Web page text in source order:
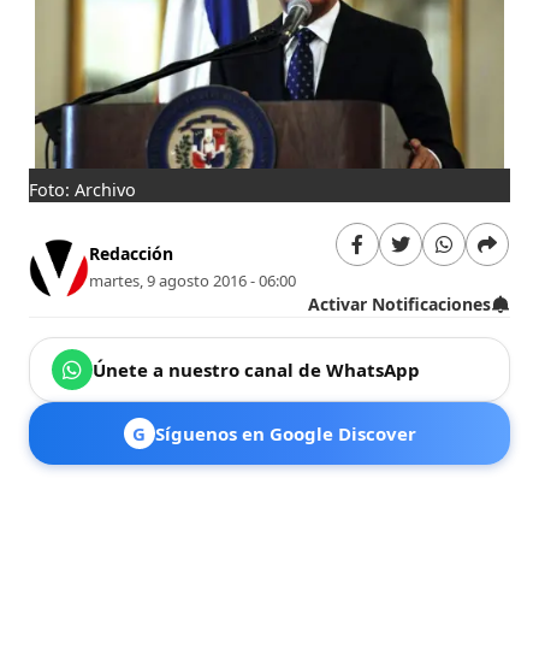
Foto: Archivo
Redacción
martes, 9 agosto 2016 - 06:00
Activar Notificaciones
Únete a nuestro canal de WhatsApp
G Síguenos en Google Discover